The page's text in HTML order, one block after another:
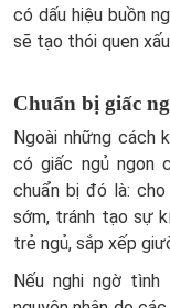
có dấu hiệu buồn
sẽ tạo thói quen
Chuẩn bị giấc
Ngoài những cách
có giấc ngủ ngon
chuẩn bị đó là:
sớm, tránh tạo sự
trẻ ngủ, sắp xếp
Nếu nghi ngờ tình